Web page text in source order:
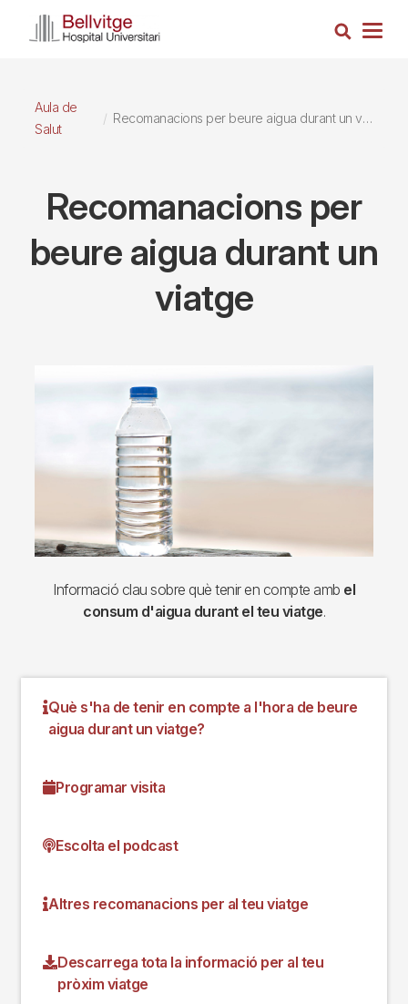
Cerca
Aula de
Salut
Recomanacions per beure aigua durant un viatge
Recomanacions per
beure aigua durant un
viatge
Informació clau sobre què tenir en compte amb el
consum d'aigua durant el teu viatge.
Què s'ha de tenir en compte a l'hora de beure
aigua durant un viatge?
Programar visita
Escolta el podcast
Altres recomanacions per al teu viatge
Descarrega tota la informació per al teu
pròxim viatge